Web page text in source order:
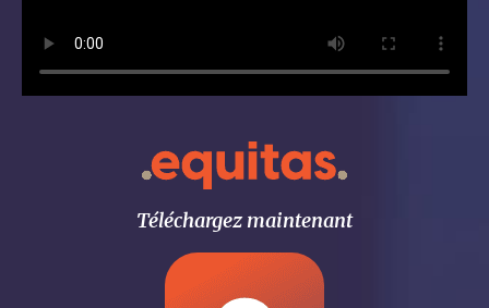
Téléchargez maintenant